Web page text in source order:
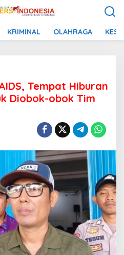
KRIMINAL OLAHRAGA
Tempat Hiburan
Diobok-obok Tim